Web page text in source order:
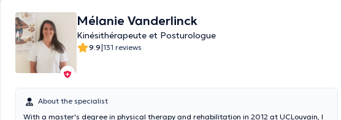
Mélanie Vanderlinck
Kinésithérapeute et Posturologue
9.9|131 reviews
About the specialist
With a master's degree in physical therapy and rehabilitation in 2012 at UCLouvain, I